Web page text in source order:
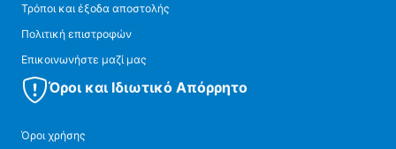
Τρόποι και έξοδα αποστολής
Πολιτική επιστροφών
Επικοινωνήστε μαζί μας
Όροι και Ιδιωτικό Απόρρητο
Όροι χρήσης